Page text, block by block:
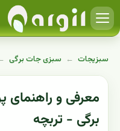
سبزیجات ← سبزی جات برگی
معرفی و
برگی - تربچه